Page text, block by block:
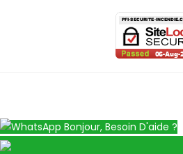
Bonjour, Besoin D'aide ?